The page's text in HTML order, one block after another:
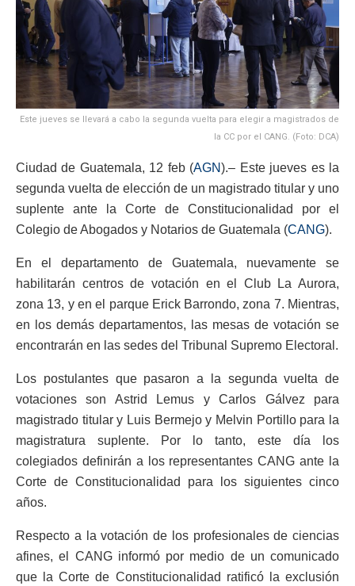
Este jueves se llevará a cabo la segunda vuelta para elegir a magistrados de
la CC por el CANG. (Foto: DCA)
Ciudad de Guatemala, 12 feb (AGN ).– Este jueves es la
segunda vuelta de elección de un magistrado titular y uno
suplente ante la Corte de Constitucionalidad por el
Colegio de Abogados y Notarios de Guatemala (CANG).
En el departamento de Guatemala, nuevamente se
habilitarán centros de votación en el Club La Aurora,
zona 13, y en el parque Erick Barrondo, zona 7. Mientras,
en los demás departamentos, las mesas de votación se
encontrarán en las sedes del Tribunal Supremo Electoral.
Los postulantes que pasaron a la segunda vuelta de
votaciones son Astrid Lemus y Carlos Gálvez para
magistrado titular y Luis Bermejo y Melvin Portillo para la
magistratura suplente. Por lo tanto, este día los
colegiados definirán a los representantes CANG ante la
Corte de Constitucionalidad para los siguientes cinco
años.
Respecto a la votación de los profesionales de ciencias
afines, el CANG informó por medio de un comunicado
que la Corte de Constitucionalidad ratificó la exclusión